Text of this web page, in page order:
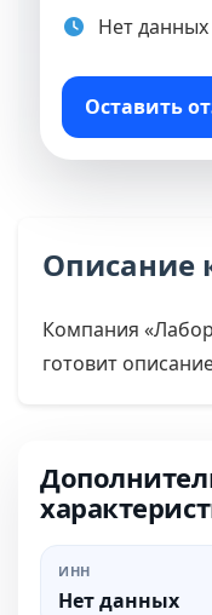
Нет данных
Оставить
Описание
Компания
готовит
ИНН
Нет данных